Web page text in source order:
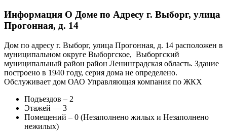
Информация О Доме по Адресу г. Выборг, улица
Прогонная, д. 14
Дом по адресу г. Выборг, улица Прогонная, д. 14 расположен в
муниципальном округе Выборгское, Выборгский
муниципальный район район Ленинградская область. Здание
построено в 1940 году, серия дома не определено.
Обслуживает дом ОАО Управляющая компания по ЖКХ
Подъездов – 2
Этажей — 3
Помещений – 0 (Незаполнено жилых и Незаполнено
нежилых)